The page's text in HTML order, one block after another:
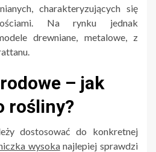
charakteryzujących się
Na rynku jednak
drewniane, metalowe, z
– jak
rośliny?
dostosować do konkretnej
wysokanajlepiej sprawdzi